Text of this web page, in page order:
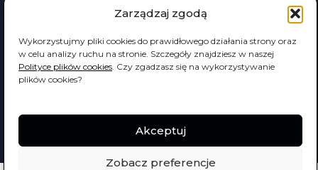
Zarządzaj zgodą
Wykorzystujmy pliki cookies do prawidłowego działania strony oraz
w celu analizy ruchu na stronie. Szczegóły znajdziesz w naszej
Polityce plików cookies. Czy zgadzasz się na wykorzystywanie
plików cookies?
Akceptuj
Zobacz preferencje